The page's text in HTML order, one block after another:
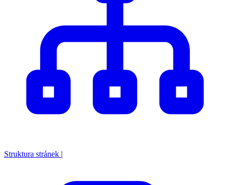
Struktura stránek |